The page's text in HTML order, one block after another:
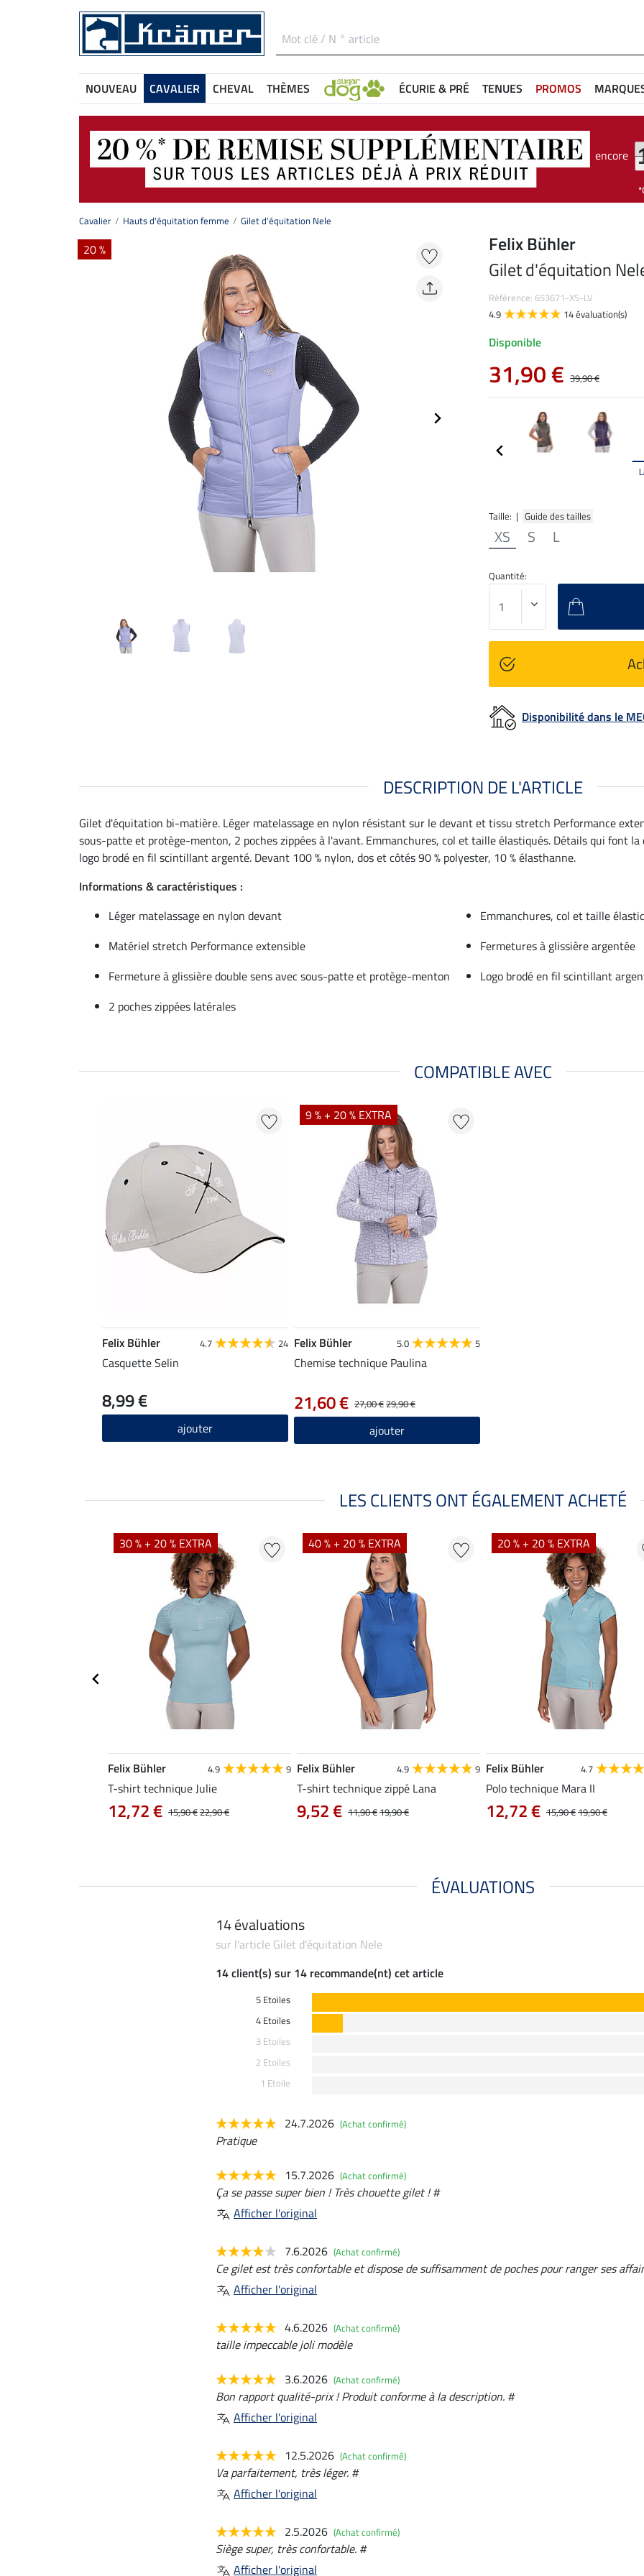
NOUVEAU CAVALIER CHEVAL THÈMES ÉCURIE & PRÉ TENUES PROMOS
encore
Cavalier Hauts d'équitation femme Gilet d'équitation Nele
20 %
Taille: | Guide des tailles
XS S L
Felix Bühler
Gilet d'équitation
Référence: 653671-XS-LV
4.9
14 évaluation(s)
Disponible
31,90 € 39,90 €
Quantité:
Disponibilité dans le
DESCRIPTION DE L'ARTICLE
Gilet d'équitation bi-matière. Léger matelassage en nylon résistant sur le devant et tissu stretch Performance
sous-patte et protège-menton, 2 poches zippées à l'avant. Emmanchures, col et taille élastiqués. Détails qui font
logo brodé en fil scintillant argenté. Devant 100 % nylon, dos et côtés 90 % polyester, 10 % élasthanne.
Informations & caractéristiques :
Léger matelassage en nylon devant
Emmanchures, col et taille
Matériel stretch Performance extensible
Fermetures à glissière argentée
Fermeture à glissière double sens avec sous-patte et protège-menton
Logo brodé en fil scintillant
2 poches zippées latérales
COMPATIBLE AVEC
Felix Bühler 4.7 24
Casquette Selin
8,99 €
ajouter
9 % + 20 % EXTRA
Felix Bühler 5.0 5
Chemise technique Paulina
27,00 €29,90 €
21,60 €
ajouter
LES CLIENTS ONT ÉGALEMENT ACHETÉ
30 % + 20 % EXTRA
Felix Bühler 4.9 9
T-shirt technique Julie
15,90 €22,90 €
12,72 €
40 % + 20 % EXTRA
Felix Bühler 4.9 9
T-shirt technique zippé Lana
11,90 €19,90 €
9,52 €
20 % + 20 % EXTRA
Felix Bühler 4.7
Polo technique Mara II
15,90 €19,90 €
12,72 €
ÉVALUATIONS
14 évaluations
sur l'article Gilet d'équitation Nele
14 client(s) sur 14 recommande(nt) cet article
5 Etoiles
4 Etoiles
3 Etoiles
2 Etoiles
1 Etoile
24.7.2026 (Achat confirmé)
Pratique
15.7.2026 (Achat confirmé)
Ça se passe super bien ! Très chouette gilet ! #
Afficher l'original
7.6.2026 (Achat confirmé)
Ce gilet est très confortable et dispose de suffisamment de poches pour ranger ses
Afficher l'original
4.6.2026 (Achat confirmé)
taille impeccable joli modèle
3.6.2026 (Achat confirmé)
Bon rapport qualité-prix ! Produit conforme à la description. #
Afficher l'original
12.5.2026 (Achat confirmé)
Va parfaitement, très léger. #
Afficher l'original
2.5.2026 (Achat confirmé)
Siège super, très confortable. #
Afficher l'original